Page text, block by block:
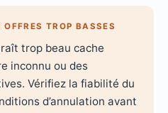
TROP BASSES
trop beau cache
inconnu ou des
Vérifiez la fiabilité du
d’annulation avant